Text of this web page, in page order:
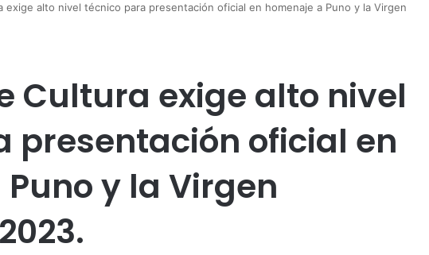
exige alto nivel técnico para presentación oficial en homenaje a Puno y la Virgen
Cultura exige alto nivel
presentación oficial en
y la Virgen